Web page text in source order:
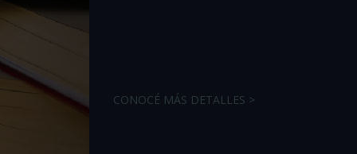
CONOCÉ MÁS DETALLES >